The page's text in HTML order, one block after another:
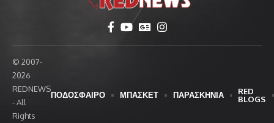
© 2007-
2026
REDNEWS
- All
Rights
ΠΟΔΟΣΦΑΙΡΟ ΜΠΑΣΚΕΤ ΠΑΡΑΣΚΗΝΙΑ
RED
BLOGS